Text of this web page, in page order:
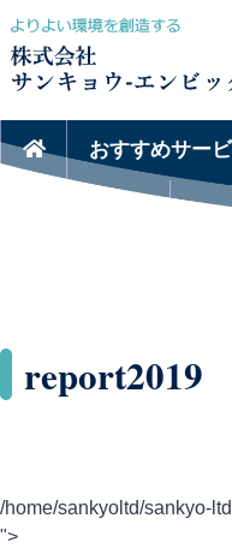
おすすめサー
report2019
/home/sankyoltd/sankyo-
">